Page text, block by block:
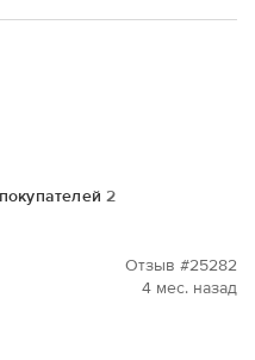
2
Отзыв #25282
4 мес. назад